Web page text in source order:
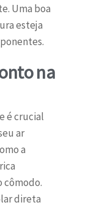
Uma boa
esteja
na
é crucial
ar
a
cômodo.
direta